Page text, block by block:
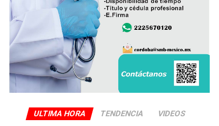
ULTIMA HORA TENDENCIA VIDEOS